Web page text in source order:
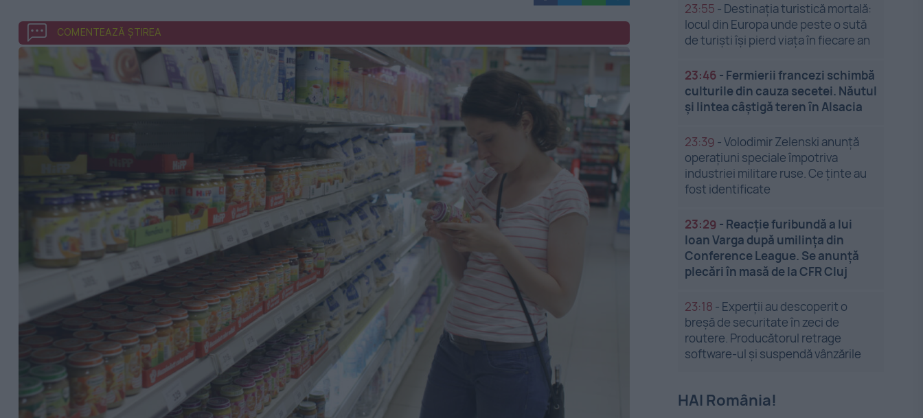
COMENTEAZĂ ȘTIREA
23:55 - Destinația turistică mortală:
locul din Europa unde peste o sută
de turiști își pierd viața în fiecare an
23:46 - Fermierii francezi schimbă
culturile din cauza secetei. Năutul
și lintea câștigă teren în Alsacia
23:39 -Volodimir Zelenski anunță
operațiuni speciale împotriva
industriei militare ruse. Ce ținte au
fost identificate
23:29 - Reacție furibundă a lui
Ioan Varga după umilința din
Conference League. Se anunță
plecări în masă de la CFR Cluj
23:18 - Experții au descoperit o
breșă de securitate în zeci de
routere. Producătorul retrage
software-ul și suspendă vânzările
HAI România!